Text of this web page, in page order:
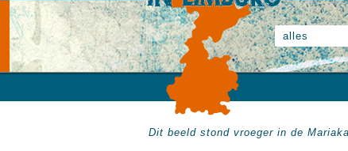
alles
Dit beeld stond vroeger in de